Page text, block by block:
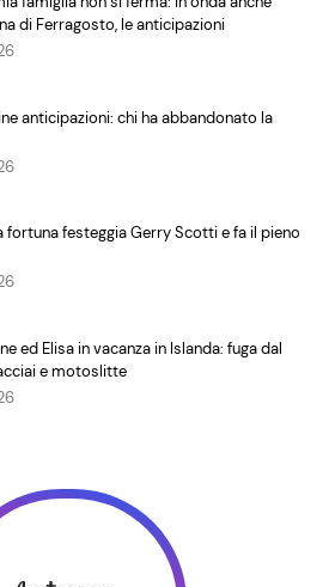
di Ferragosto, le anticipazioni
anticipazioni: chi ha abbandonato la
fortuna festeggia Gerry Scotti e fa il pieno
ed Elisa in vacanza in Islanda: fuga dal
e motoslitte